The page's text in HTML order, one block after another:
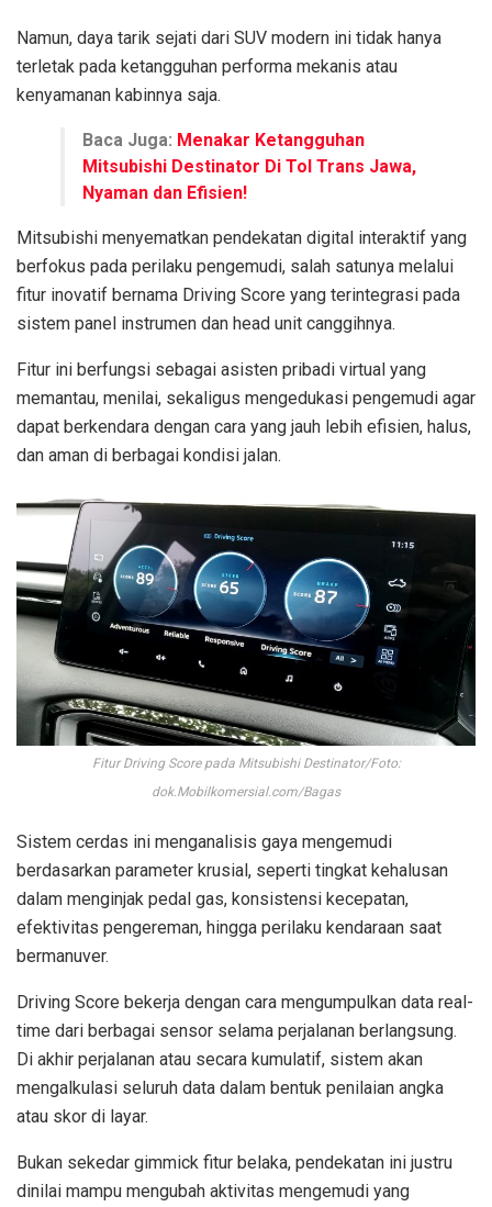
Namun, daya tarik sejati dari SUV modern ini tidak hanya
terletak pada ketangguhan performa mekanis atau
kenyamanan kabinnya saja.
Baca Juga: Menakar Ketangguhan
Mitsubishi Destinator Di Tol Trans Jawa,
Nyaman dan Efisien!
Mitsubishi menyematkan pendekatan digital interaktif yang
berfokus pada perilaku pengemudi, salah satunya melalui
fitur inovatif bernama Driving Score yang terintegrasi pada
sistem panel instrumen dan head unit canggihnya.
Fitur ini berfungsi sebagai asisten pribadi virtual yang
memantau, menilai, sekaligus mengedukasi pengemudi agar
dapat berkendara dengan cara yang jauh lebih efisien, halus,
dan aman di berbagai kondisi jalan.
Fitur Driving Score pada Mitsubishi Destinator/Foto:
dok.Mobilkomersial.com/Bagas
Sistem cerdas ini menganalisis gaya mengemudi
berdasarkan parameter krusial, seperti tingkat kehalusan
dalam menginjak pedal gas, konsistensi kecepatan,
efektivitas pengereman, hingga perilaku kendaraan saat
bermanuver.
Driving Score bekerja dengan cara mengumpulkan data real-
time dari berbagai sensor selama perjalanan berlangsung.
Di akhir perjalanan atau secara kumulatif, sistem akan
mengalkulasi seluruh data dalam bentuk penilaian angka
atau skor di layar.
Bukan sekedar gimmick fitur belaka, pendekatan ini justru
dinilai mampu mengubah aktivitas mengemudi yang